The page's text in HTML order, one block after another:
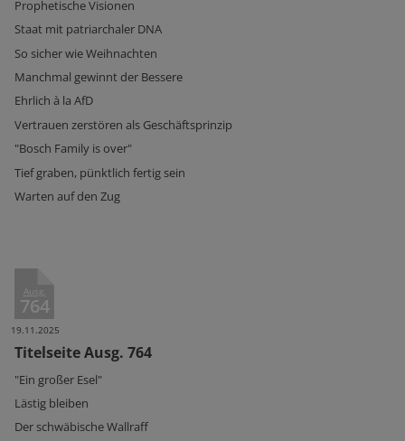
Prophetische Visionen
Staat mit patriarchaler DNA
So sicher wie Weihnachten
Manchmal gewinnt der Bessere
Ehrlich à la AfD
Vertrauen zerstören als Geschäftsprinzip
"Bosch Family is over"
Tief graben, pünktlich fertig sein
Warten auf den Zug
Ausg.
764
19.11.2025
Titelseite Ausg. 764
"Ein großer Esel"
Lästig bleiben
Der schwäbische Wallraff